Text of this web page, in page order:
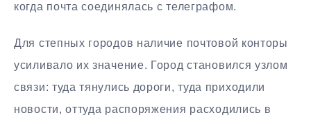
когда почта соединялась с телеграфом.
Для степных городов наличие почтовой конторы
усиливало их значение. Город становился узлом
связи: туда тянулись дороги, туда приходили
новости, оттуда распоряжения расходились в